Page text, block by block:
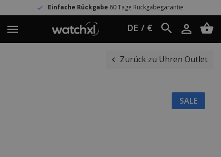
Einfache Rückgabe60 Tage Rückgabegarantie
DE / €
Zurück zu Uhren Outlet
SALE